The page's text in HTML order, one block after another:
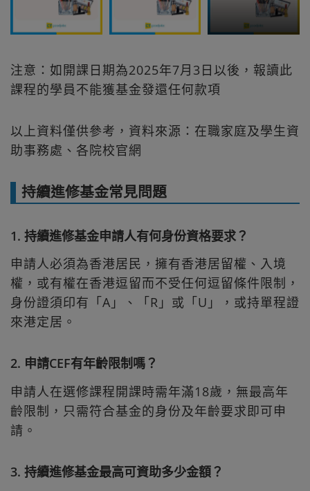
注意：如開課日期為2025年7月3日以後，報讀此
課程的學員不能獲基金發還任何款項
以上資料僅供參考，資料來源：在職家庭及學生資
助事務處、各院校官網
持續進修基金常見問題
1. 持續進修基金申請人有何身份資格要求？
申請人必須為香港居民，擁有香港居留權、入境
權，或有權在香港逗留而不受任何逗留條件限制，
身份證須印有「A」、「R」或「U」，或持單程證
來港定居。
2. 申請CEF有年齡限制嗎？
申請人在選修課程開課時需年滿18歲，無最高年
齡限制，只需符合基金的身份及年齡要求即可申
請。
3. 持續進修基金最高可資助多少金額？